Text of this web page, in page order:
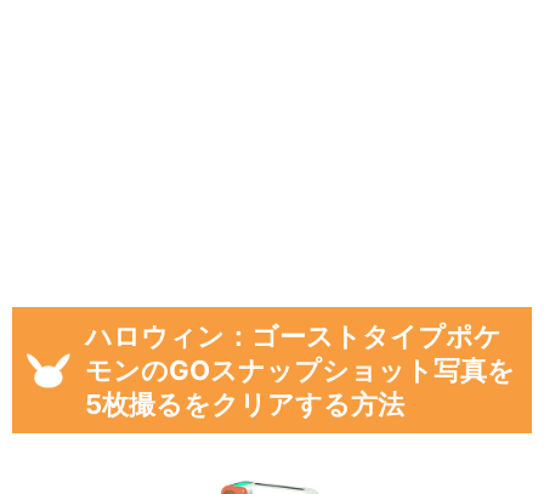
ハロウィン：ゴーストタイプポケ
モンのGOスナップショット写真を
5枚撮るをクリアする方法